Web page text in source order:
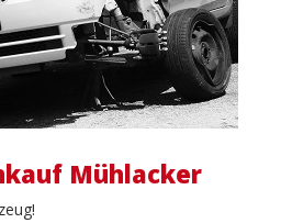
Mühlacker